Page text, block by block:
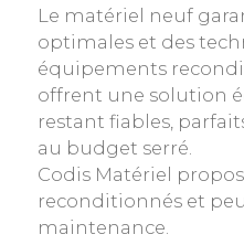
Le matériel neuf
optimales et des
équipements
offrent une solution
restant fiables,
au budget serré.
Codis Matériel
reconditionnés et
maintenance.